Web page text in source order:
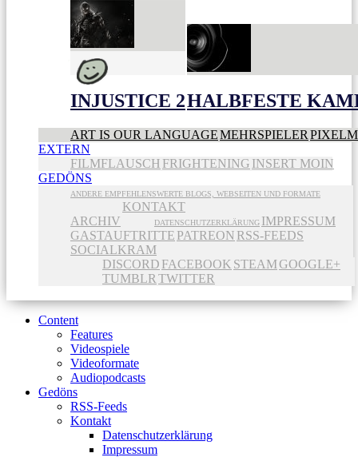
INJUSTICE 2HALBFESTE
ART IS OUR LANGUAGEMEHRSPIELER
EXTERN
FILMFLAUSCH FRIGHTENING INSERT MOIN
GEDÖNS
ANDERE EMPFEHLENSWERTE BLOGS, WEBSEITEN UND FORMATE
ARCHIV
KONTAKT
DATENSCHUTZERKLÄRUNG IMPRESSUM
GASTAUFTRITTE PATREON RSS-FEEDS
SOCIALKRAM
DISCORD FACEBOOK STEAMGOOGLE+
TUMBLR TWITTER
Content
Features
Videospiele
Videoformate
Audiopodcasts
Gedöns
RSS-Feeds
Kontakt
Datenschutzerklärung
Impressum